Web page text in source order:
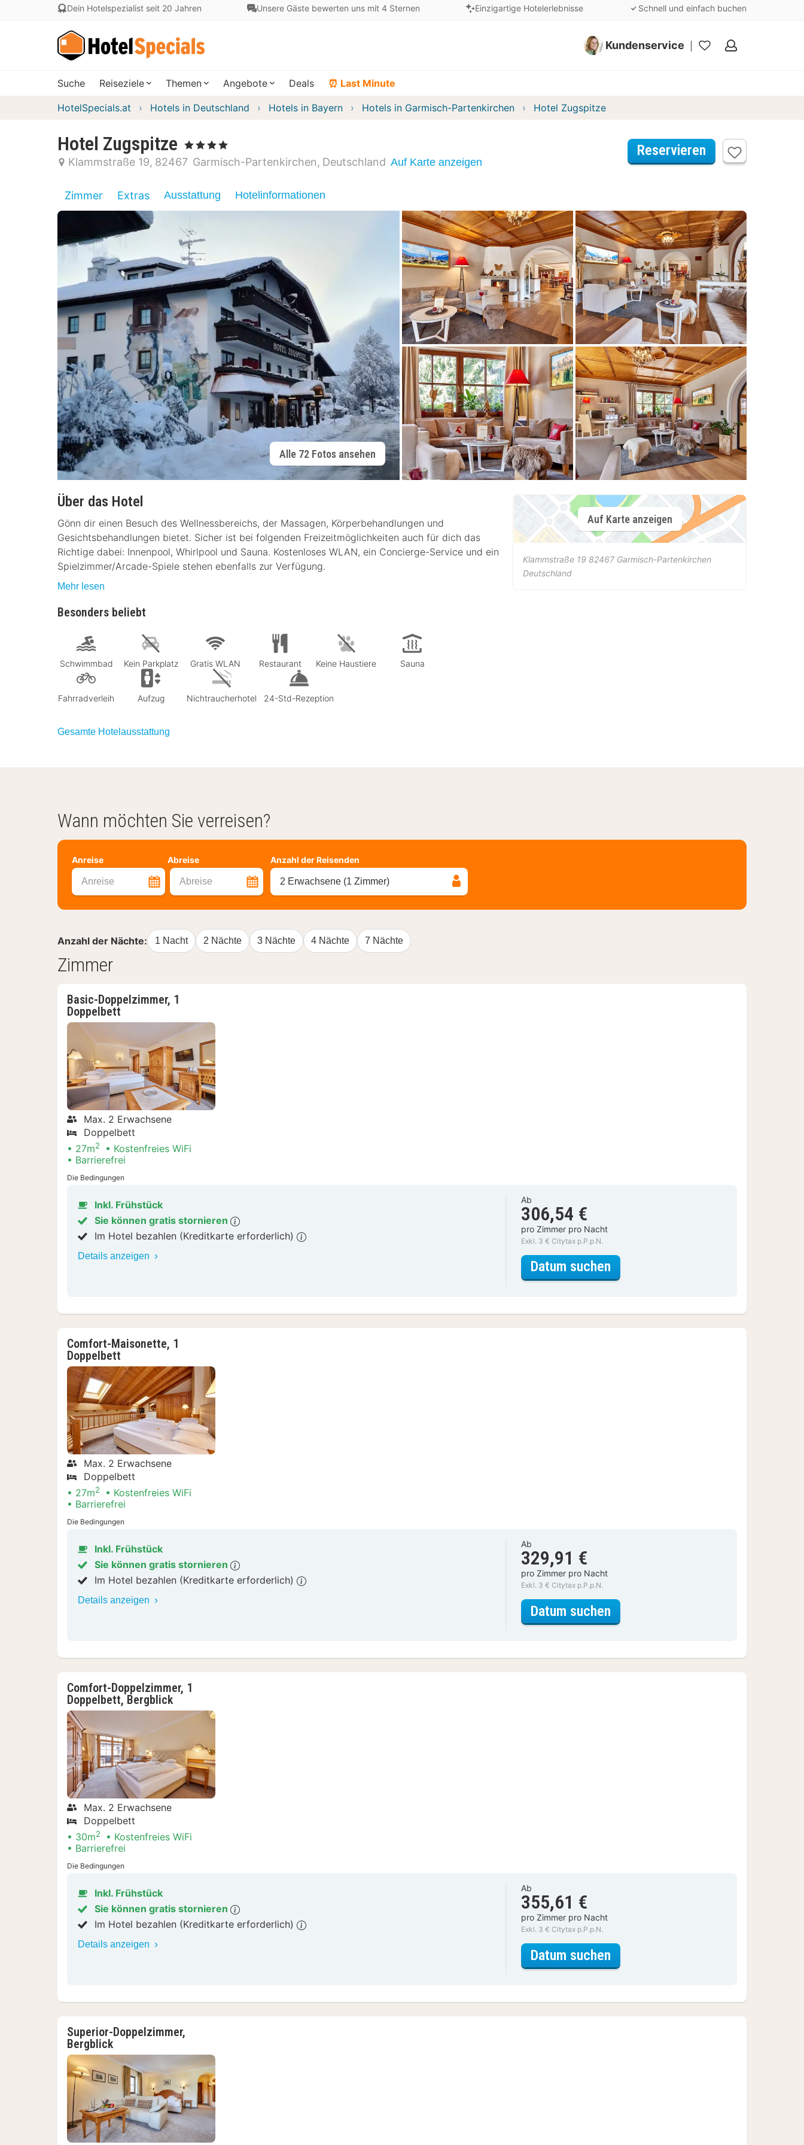
Dein Hotelspezialist seit 20 Jahren Unsere Gäste bewerten uns mit 4 Sternen Einzigartige Hotelerlebnisse Schnell und einfach buchen
Kundenservice
Meine
Suche Reiseziele Themen Angebote Deals ⏰ Last Minute
HotelSpecials.at Hotels in Deutschland Hotels in Bayern Hotels in Garmisch-Partenkirchen Hotel Zugspitze
Hotel Zugspitze , 4 Sterne
Klammstraße 19 82467 Garmisch-Partenkirchen Deutschland Auf Karte anzeigen
Reservieren
Zimmer Extras Ausstattung Hotelinformationen
Alle 72 Fotos ansehen
Über das Hotel
Gönn dir einen Besuch des Wellnessbereichs, der Massagen, Körperbehandlungen und
Gesichtsbehandlungen bietet. Sicher ist bei folgenden Freizeitmöglichkeiten auch für dich das
Richtige dabei: Innenpool, Whirlpool und Sauna. Kostenloses WLAN, ein Concierge-Service und ein
Spielzimmer/Arcade-Spiele stehen ebenfalls zur Verfügung.
Mehr lesen
Besonders beliebt
Schwimmbad Kein Parkplatz Gratis WLAN Restaurant Keine Haustiere Sauna
Fahrradverleih Aufzug Nichtraucherhotel 24-Std-Rezeption
Gesamte Hotelausstattung
Auf Karte anzeigen
Klammstraße 19 82467 Garmisch-Partenkirchen
Deutschland
Wann möchten Sie verreisen?
Anreise Abreise
Anreise Abreise
Anzahl der Reisenden
2 Erwachsene (1 Zimmer)
Anzahl der Nächte: 1 Nacht 2 Nächte 3 Nächte 4 Nächte 7 Nächte
Zimmer
Basic-Doppelzimmer, 1
Doppelbett
Max. 2 Erwachsene
Doppelbett
27m2
Kostenfreies WiFi
Barrierefrei
Die Bedingungen
Inkl. Frühstück
Sie können gratis stornieren
Im Hotel bezahlen (Kreditkarte erforderlich)
Details anzeigen
Ab
306,54 €
pro Zimmer pro Nacht
Exkl. 3 € Citytax p.P.p.N.
Datum suchen
Comfort-Maisonette, 1
Doppelbett
Max. 2 Erwachsene
Doppelbett
27m2
Kostenfreies WiFi
Barrierefrei
Die Bedingungen
Inkl. Frühstück
Sie können gratis stornieren
Im Hotel bezahlen (Kreditkarte erforderlich)
Details anzeigen
Ab
329,91 €
pro Zimmer pro Nacht
Exkl. 3 € Citytax p.P.p.N.
Datum suchen
Comfort-Doppelzimmer, 1
Doppelbett, Bergblick
Max. 2 Erwachsene
Doppelbett
30m2
Kostenfreies WiFi
Barrierefrei
Die Bedingungen
Inkl. Frühstück
Sie können gratis stornieren
Im Hotel bezahlen (Kreditkarte erforderlich)
Details anzeigen
Ab
355,61 €
pro Zimmer pro Nacht
Exkl. 3 € Citytax p.P.p.N.
Datum suchen
Superior-Doppelzimmer,
Bergblick